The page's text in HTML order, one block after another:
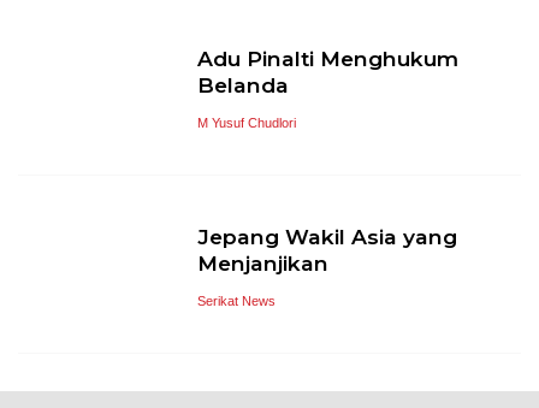
Adu Pinalti Menghukum
Belanda
M Yusuf Chudlori
Jepang Wakil Asia yang
Menjanjikan
Serikat News